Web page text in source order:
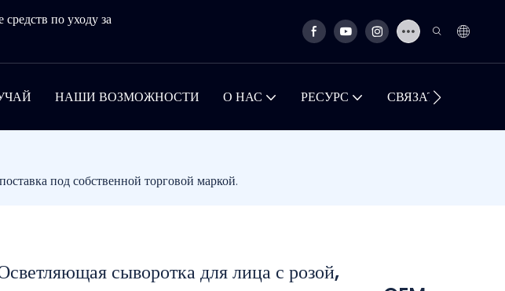
по уходу за
НАШИ ВОЗМОЖНОСТИ О НАС РЕСУРС СВЯЗАТЬСЯ С
под собственной торговой маркой.
сыворотка для лица с розой,